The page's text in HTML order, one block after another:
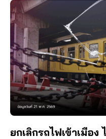
ยกเลิกรถไฟเข้าเมือ